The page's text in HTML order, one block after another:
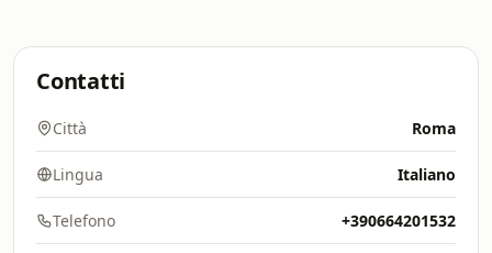
Contatti
Città Roma
Lingua Italiano
Telefono +390664201532